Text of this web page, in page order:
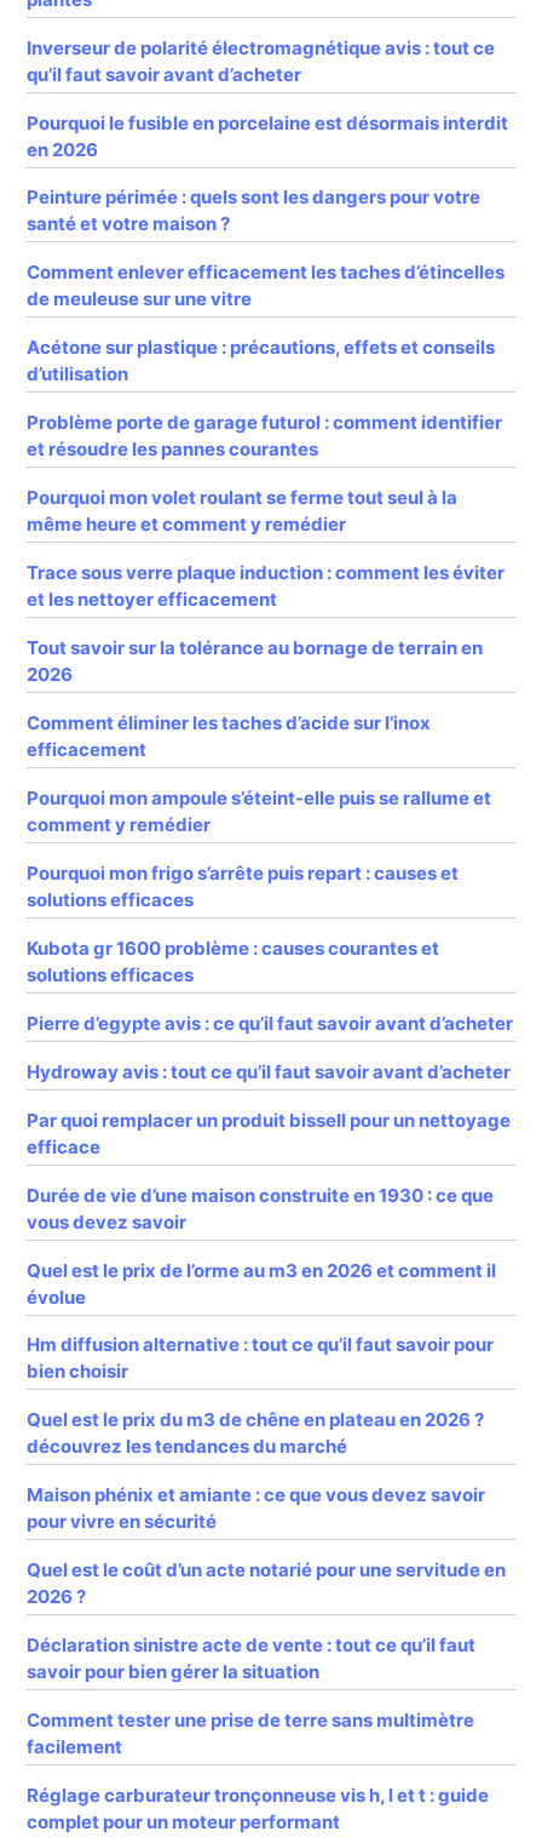
Inverseur de polarité électromagnétique avis : tout ce
qu’il faut savoir avant d’acheter
Pourquoi le fusible en porcelaine est désormais interdit
en 2026
Peinture périmée : quels sont les dangers pour votre
santé et votre maison ?
Comment enlever efficacement les taches d’étincelles
de meuleuse sur une vitre
Acétone sur plastique : précautions, effets et conseils
d’utilisation
Problème porte de garage futurol : comment identifier
et résoudre les pannes courantes
Pourquoi mon volet roulant se ferme tout seul à la
même heure et comment y remédier
Trace sous verre plaque induction : comment les éviter
et les nettoyer efficacement
Tout savoir sur la tolérance au bornage de terrain en
2026
Comment éliminer les taches d’acide sur l’inox
efficacement
Pourquoi mon ampoule s’éteint-elle puis se rallume et
comment y remédier
Pourquoi mon frigo s’arrête puis repart : causes et
solutions efficaces
Kubota gr 1600 problème : causes courantes et
solutions efficaces
Pierre d’egypte avis : ce qu’il faut savoir avant d’acheter
Hydroway avis : tout ce qu’il faut savoir avant d’acheter
Par quoi remplacer un produit bissell pour un nettoyage
efficace
Durée de vie d’une maison construite en 1930 : ce que
vous devez savoir
Quel est le prix de l’orme au m3 en 2026 et comment il
évolue
Hm diffusion alternative : tout ce qu’il faut savoir pour
bien choisir
Quel est le prix du m3 de chêne en plateau en 2026 ?
découvrez les tendances du marché
Maison phénix et amiante : ce que vous devez savoir
pour vivre en sécurité
Quel est le coût d’un acte notarié pour une servitude en
2026 ?
Déclaration sinistre acte de vente : tout ce qu’il faut
savoir pour bien gérer la situation
Comment tester une prise de terre sans multimètre
facilement
Réglage carburateur tronçonneuse vis h, l et t : guide
complet pour un moteur performant